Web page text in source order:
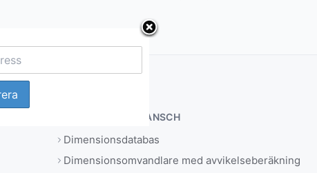
VERKSTÄDER & BRANSCH
Dimensionsdatabas
Dimensionsomvandlare med avvikelseberäkning